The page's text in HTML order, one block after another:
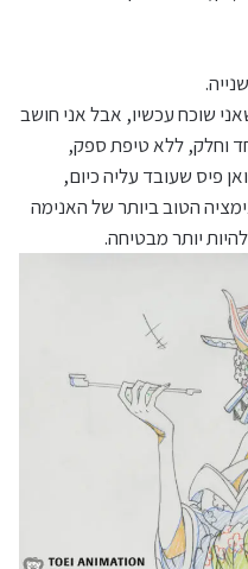
שוכח עכשיו, אבל אני חושב
וחלק, ללא טיפת ספק,
פיס שעובד עליה כיום,
הטוב ביותר של האנימה
יותר מבטיחה.